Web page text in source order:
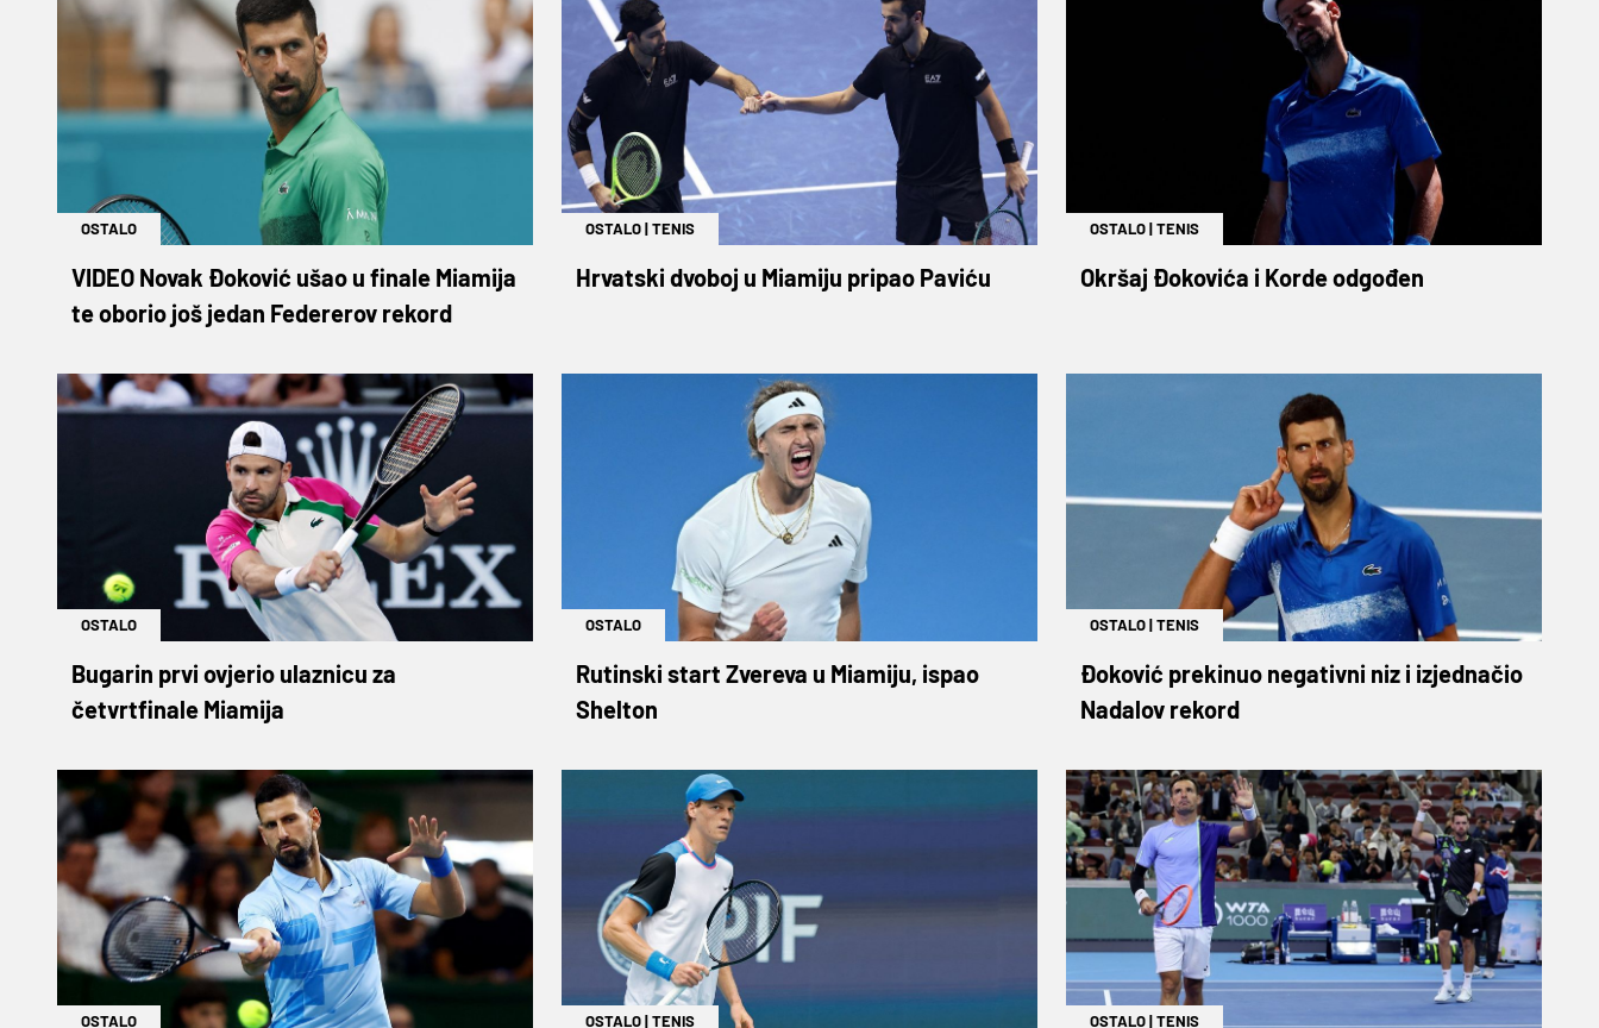
OSTALO
VIDEO Novak Đoković ušao u finale Miamija
te oborio još jedan Federerov rekord
OSTALO|TENIS
Hrvatski dvoboj u Miamiju pripao Paviću
OSTALO|TENIS
Okršaj Đokovića i Korde odgođen
OSTALO
Bugarin prvi ovjerio ulaznicu za
četvrtfinale Miamija
OSTALO
Rutinski start Zvereva u Miamiju, ispao
Shelton
OSTALO|TENIS
Đoković prekinuo negativni niz i izjednačio
Nadalov rekord
OSTALO OSTALO|TENIS OSTALO|TENIS